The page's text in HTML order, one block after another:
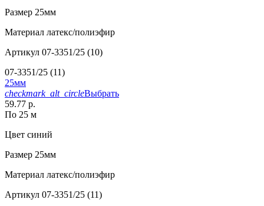
Размер 25мм
Материал латекс/полиэфир
Артикул 07-3351/25 (10)
07-3351/25 (11)
25мм
checkmark_alt_circleВыбрать
59.77 р.
По 25 м
Цвет синий
Размер 25мм
Материал латекс/полиэфир
Артикул 07-3351/25 (11)